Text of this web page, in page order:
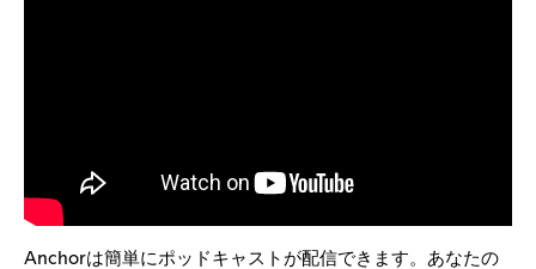
Anchorは簡単にポッドキャストが配信できます。あなたの